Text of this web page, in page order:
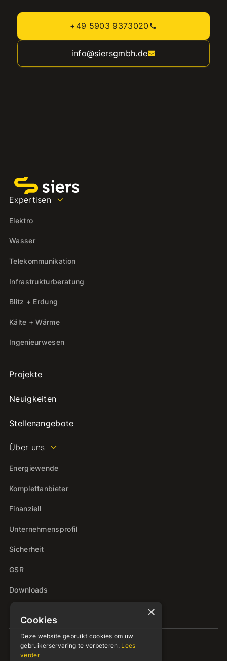
+49 5903 9373020
info@siersgmbh.de
Expertisen
Elektro
Wasser
Telekommunikation
Infrastrukturberatung
Blitz + Erdung
Kälte + Wärme
Ingenieurwesen
Projekte
Neuigkeiten
Stellenangebote
Über uns
Energiewende
Komplettanbieter
Finanziell
Unternehmensprofil
Sicherheit
GSR
Downloads
×
Cookies
Deze website gebruikt cookies om uw
gebruikerservaring te verbeteren. Lees
verder